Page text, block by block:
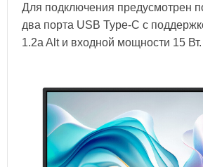
Для подключения предусмотрен
два порта USB Type-C с
1.2a Alt и входной мощности 15 Вт.